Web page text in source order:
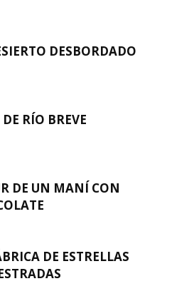
DESBORDADO
DE RÍO BREVE
DE UN MANÍ CON
DE ESTRELLAS